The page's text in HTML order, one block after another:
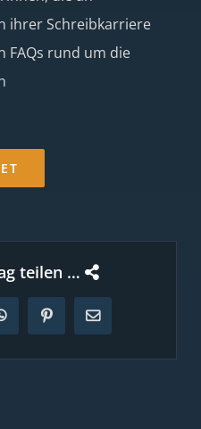
ihrer Schreibkarriere
FAQs rund um die
teilen …
WhatsAppPinterest
E-
Mail